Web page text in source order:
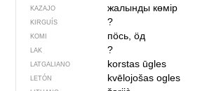
KAZAJO жалынды көмір
KIRGUÍS ?
KOMI пӧсь, ӧд
LAK ?
LATGALIANO korstas ūgles
LETÓN kvēlojošas ogles